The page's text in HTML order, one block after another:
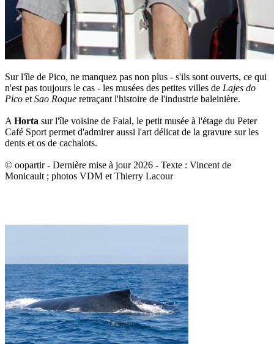
Sur l'île de Pico, ne manquez pas non plus - s'ils sont ouverts, ce qui
n'est pas toujours le cas - les musées des petites villes de Lajes do
Pico etSao Roque retraçant l'histoire de l'industrie baleinière.
AHorta sur l'île voisine de Faial, le petit musée à l'étage du Peter
Café Sport permet d'admirer aussi l'art délicat de la gravure sur les
dents et os de cachalots.
© oopartir - Dernière mise à jour 2026 - Texte : Vincent de
Monicault ; photos VDM et Thierry Lacour